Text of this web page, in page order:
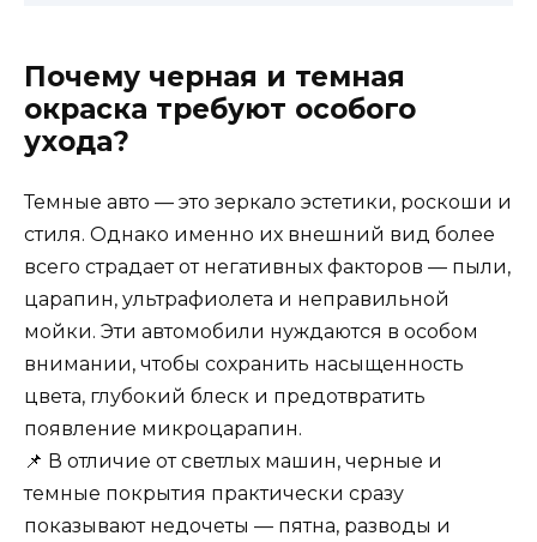
Почему черная и темная
окраска требуют особого
ухода?
Темные авто — это зеркало эстетики, роскоши и
стиля. Однако именно их внешний вид более
всего страдает от негативных факторов — пыли,
царапин, ультрафиолета и неправильной
мойки. Эти автомобили нуждаются в особом
внимании, чтобы сохранить насыщенность
цвета, глубокий блеск и предотвратить
появление микроцарапин.
📌 В отличие от светлых машин, черные и
темные покрытия практически сразу
показывают недочеты — пятна, разводы и